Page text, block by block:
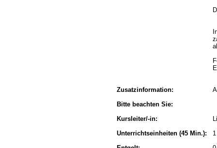
Zusatzinformation:
Bitte beachten Sie:
Kursleiter/-in:
Unterrichtseinheiten (45 Min.):